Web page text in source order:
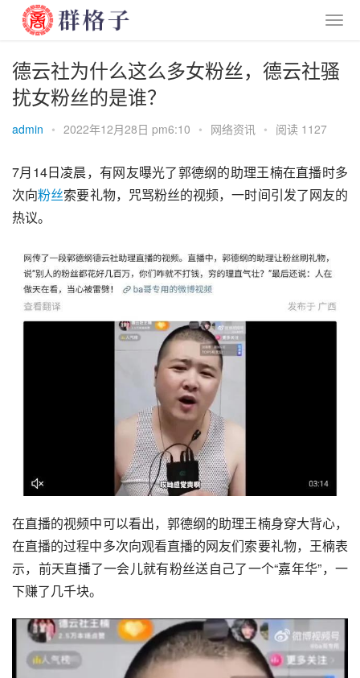
德云社为什么这么多女粉丝，德云社骚
扰女粉丝的是谁？
admin • 2022年12月28日 pm6:10 • 网络资讯 • 阅读 1127
7月14日凌晨，有网友曝光了郭德纲的助理王楠在直播时多
次向粉丝索要礼物，咒骂粉丝的视频，一时间引发了网友的
热议。
在直播的视频中可以看出，郭德纲的助理王楠身穿大背心，
在直播的过程中多次向观看直播的网友们索要礼物，王楠表
示，前天直播了一会儿就有粉丝送自己了一个“嘉年华”，一
下赚了几千块。